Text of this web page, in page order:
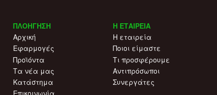
ΠΛΟΗΓΗΣΗ
Αρχική
Εφαρμογές
Προϊόντα
Τα νέα μας
Κατάστημα
Η ΕΤΑΙΡΕΙΑ
Η εταιρεία
Ποιοι είμαστε
Τι προσφέρουμε
Αντιπρόσωποι
Συνεργάτες